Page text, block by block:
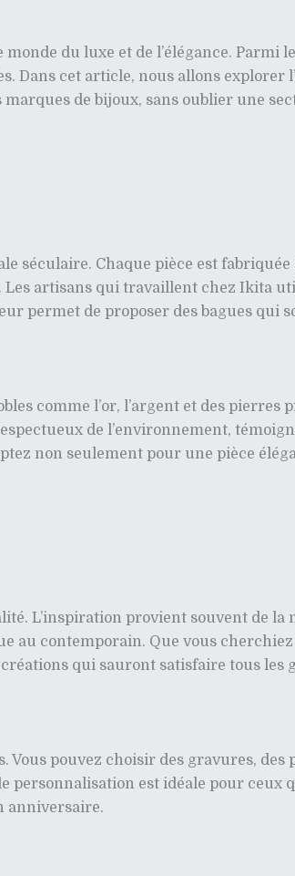
du luxe et de l’élégance. Parmi
cet article, nous allons explorer
de bijoux, sans oublier une
séculaire. Chaque pièce est
artisans qui travaillent chez Ikita
permet de proposer des bagues qui
comme l’or, l’argent et des pierres
de l’environnement,
non seulement pour une pièce
L’inspiration provient souvent de la
au contemporain. Que vous
qui sauront satisfaire tous les
pouvez choisir des gravures,
personnalisation est idéale pour ceux
anniversaire.